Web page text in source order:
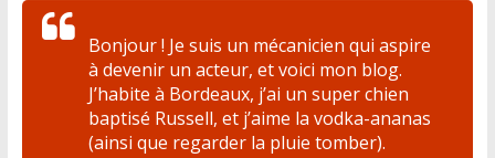
Bonjour ! Je suis un mécanicien qui aspire
à devenir un acteur, et voici mon blog.
J’habite à Bordeaux, j’ai un super chien
baptisé Russell, et j’aime la vodka-ananas
(ainsi que regarder la pluie tomber).